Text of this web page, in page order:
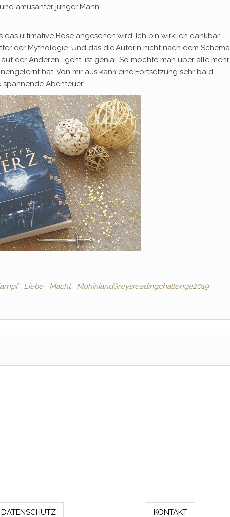
amüsanter junger Mann.
das ultimative Böse angesehen wird. Ich bin wirklich dankbar
der Mythologie. Und das die Autorin nicht nach dem Schema
der Anderen.“ geht, ist genial. So möchte man über alle mehr
hat. Von mir aus kann eine Fortsetzung sehr bald
spannende Abenteuer!
Liebe Macht
MohiniandGreysreadingchallenge2019
DATENSCHUTZ KONTAKT